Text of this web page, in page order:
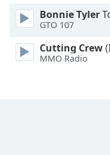
Reset
Done
Close
Bonnie Tyler
GTO 107
Cutting Crew
MMO Radio